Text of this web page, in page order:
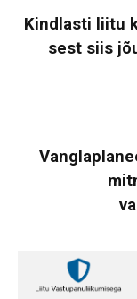
Kindlasti liitu
sest siis